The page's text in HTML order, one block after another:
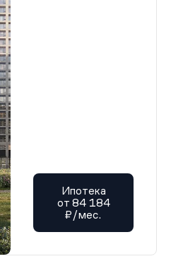
Ипотека
от 84 184
₽/мес.